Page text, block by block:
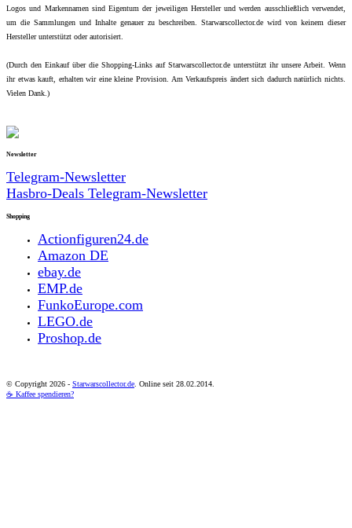
Logos und Markennamen sind Eigentum der jeweiligen Hersteller und werden ausschließlich verwendet,
um die Sammlungen und Inhalte genauer zu beschreiben. Starwarscollector.de wird von keinem dieser
Hersteller unterstützt oder autorisiert.
(Durch den Einkauf über die Shopping-Links auf Starwarscollector.de unterstützt ihr unsere Arbeit. Wenn
ihr etwas kauft, erhalten wir eine kleine Provision. Am Verkaufspreis ändert sich dadurch natürlich nichts.
Vielen Dank.)
Newsletter
Telegram-Newsletter
Hasbro-Deals Telegram-Newsletter
Shopping
Actionfiguren24.de
Amazon DE
ebay.de
EMP.de
FunkoEurope.com
LEGO.de
Proshop.de
© Copyright 2026 - Starwarscollector.de . Online seit 28.02.2014.
☕ Kaffee spendieren?